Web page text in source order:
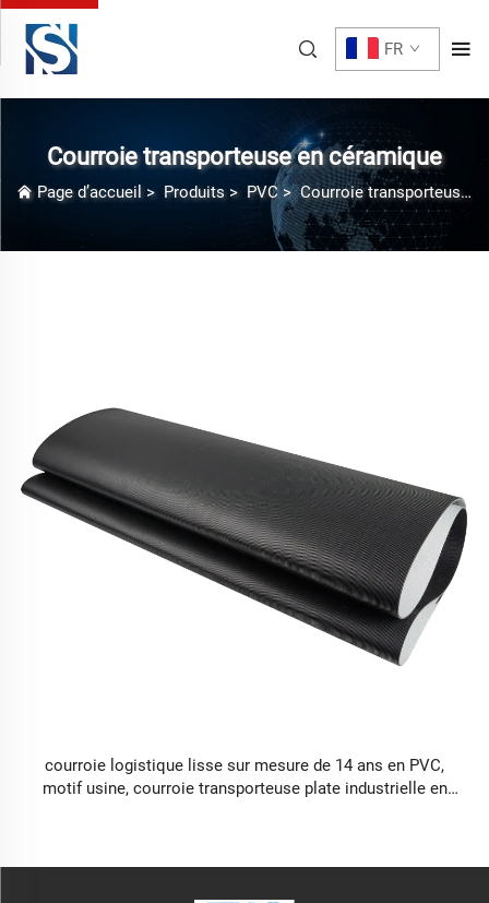
FR
Courroie transporteuse en céramique
Page d’accueil > Produits> PVC>Courroie transporteuse en céramique
courroie logistique lisse sur mesure de 14 ans en PVC,
motif usine, courroie transporteuse plate industrielle en